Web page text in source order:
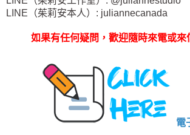
LINE（茱莉安本人）: juliannecanada
如果有任何疑問，歡迎隨時來電或來
電